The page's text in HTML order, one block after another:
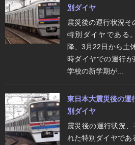
別ダイヤ
震災後の運行状況そ
特別ダイヤである
降、3月22日から土
時ダイヤでの運行
学校の新学期が...
東日本大震災後の運
別ダイヤ
震災後の運行状況
れた特別ダイヤであ